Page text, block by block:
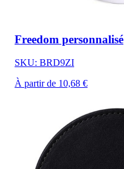
Freedom personnalisé
SKU: BRD9ZI
À partir de 10,68 €